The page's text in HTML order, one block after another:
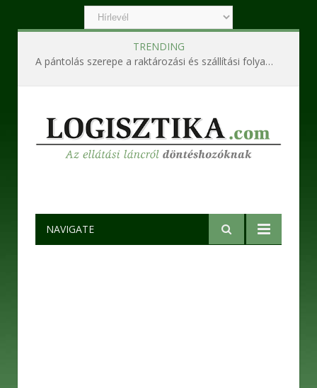
TRENDING
A pántolás szerepe a raktározási és szállítási folyamatokban
NAVIGATE